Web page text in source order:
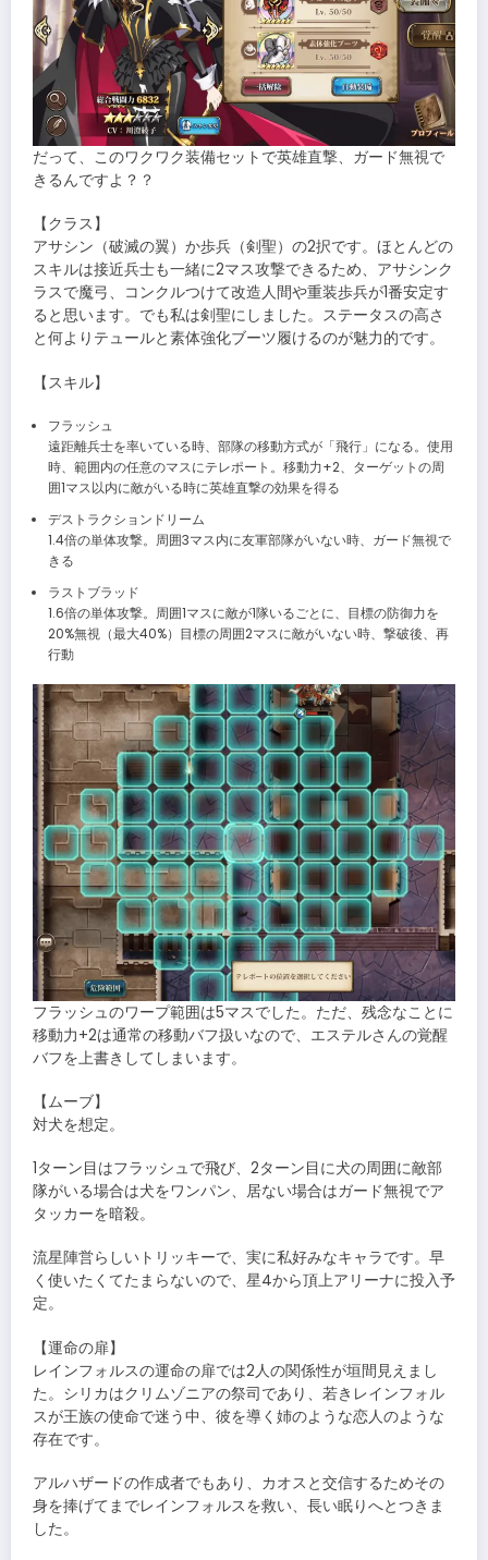
だって、このワクワク装備セットで英雄直撃、ガード無視で
きるんですよ？？
【クラス】
アサシン（破滅の翼）か歩兵（剣聖）の2択です。ほとんどの
スキルは接近兵士も一緒に2マス攻撃できるため、アサシンク
ラスで魔弓、コンクルつけて改造人間や重装歩兵が1番安定す
ると思います。でも私は剣聖にしました。ステータスの高さ
と何よりテュールと素体強化ブーツ履けるのが魅力的です。
【スキル】
フラッシュ
遠距離兵士を率いている時、部隊の移動方式が「飛行」になる。使用
時、範囲内の任意のマスにテレポート。移動力+2、ターゲットの周
囲1マス以内に敵がいる時に英雄直撃の効果を得る
デストラクションドリーム
1.4倍の単体攻撃。周囲3マス内に友軍部隊がいない時、ガード無視で
きる
ラストブラッド
1.6倍の単体攻撃。周囲1マスに敵が1隊いるごとに、目標の防御力を
20%無視（最大40%）目標の周囲2マスに敵がいない時、撃破後、再
行動
フラッシュのワープ範囲は5マスでした。ただ、残念なことに
移動力+2は通常の移動バフ扱いなので、エステルさんの覚醒
バフを上書きしてしまいます。
【ムーブ】
対犬を想定。
1ターン目はフラッシュで飛び、2ターン目に犬の周囲に敵部
隊がいる場合は犬をワンパン、居ない場合はガード無視でア
タッカーを暗殺。
流星陣営らしいトリッキーで、実に私好みなキャラです。早
く使いたくてたまらないので、星4から頂上アリーナに投入予
定。
【運命の扉】
レインフォルスの運命の扉では2人の関係性が垣間見えまし
た。シリカはクリムゾニアの祭司であり、若きレインフォル
スが王族の使命で迷う中、彼を導く姉のような恋人のような
存在です。
アルハザードの作成者でもあり、カオスと交信するためその
身を捧げてまでレインフォルスを救い、長い眠りへとつきま
した。